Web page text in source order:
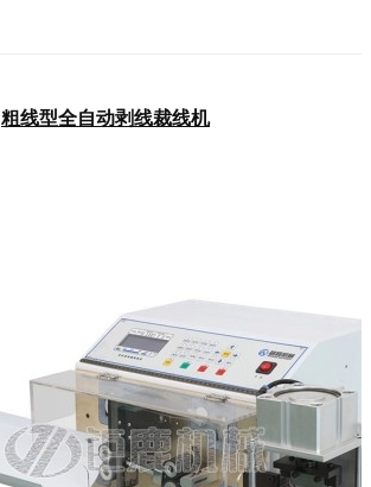
粗线型全自动剥线裁线机